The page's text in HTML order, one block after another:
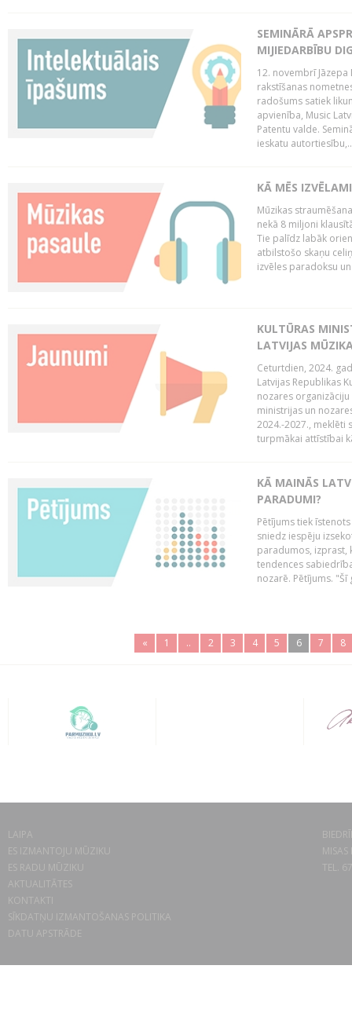
SEMINĀRĀ
MIJIEDARBĪBU
12. novembrī
rakstīšanas
radošums satiek
apvienība, Music
Patentu valde.
ieskatu
KĀ MĒS
Mūzikas
nekā 8 miljoni
Tie palīdz labāk
atbilstošo skaņu
izvēles paradoksu
KULTŪRAS
LATVIJAS
Ceturtdien, 2024.
Latvijas Republikas
nozares
ministrijas un
2024.-2027., meklēti
turpmākai attīstībai
KĀ MAINĀS
PARADUMI?
Pētījums tiek
sniedz iespēju
paradumos, izprast,
tendences
nozarē. Pētījums.
« 1 .. 2 3 4 5 6 7 8
LAIPA
ES IZMANTOJU MŪZIKU
ES RADU MŪZIKU
AKTUALITĀTES
KONTAKTI
SĪKDATŅU IZMANTOŠANAS POLITIKA
DATU APSTRĀDE
TEL.